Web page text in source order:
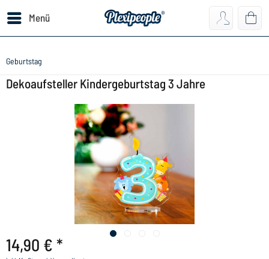
Menü
Geburtstag
Dekoaufsteller Kindergeburtstag 3 Jahre
14,90 € *